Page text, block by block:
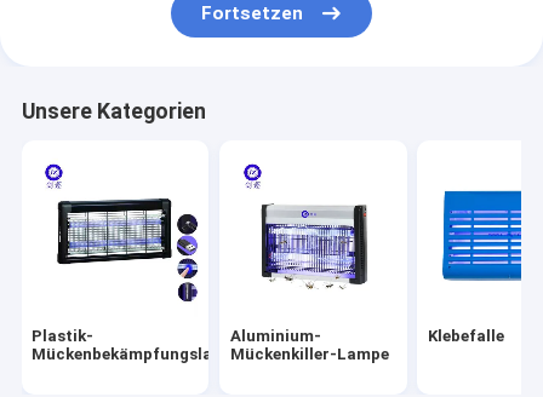
Fliegenschutzventilator
Aufladbare Mückenbekämpfungslampe
Moskito-Fliegenklappe
Outdoor-Steckmückenvernichterlampe
Solar-Mückenvernichtungslampe
Fortsetzen
Unsere Kategorien
Plastik-
Mückenbekämpfungslampe
Aluminium-
Mückenkiller-Lampe
Klebefalle